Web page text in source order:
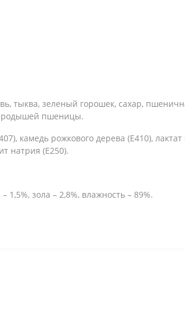
тыква, зеленый горошек, сахар,
пшеницы.
камедь рожкового дерева (E410), лактат
натрия (E250).
зола – 2,8%, влажность – 89%.